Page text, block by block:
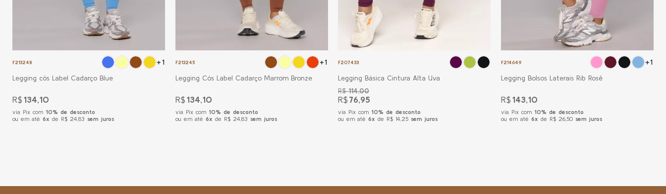
F213248
+1
Legging cós Label Cadarço Blue
R$134,10
via Pix com 10% de desconto
ou em até 6x de R$ 24,83 sem juros
F213245
+1
Legging Cós Label Cadarço Marrom Bronze
R$134,10
via Pix com 10% de desconto
ou em até 6x de R$ 24,83 sem juros
F207433
Legging Básica Cintura Alta Uva
R$114,00
R$76,95
via Pix com 10% de desconto
ou em até 6x de R$ 14,25 sem juros
F214649
+1
Legging Bolsos Laterais Rib Rosê
R$143,10
via Pix com 10% de desconto
ou em até 6x de R$ 26,50 sem juros